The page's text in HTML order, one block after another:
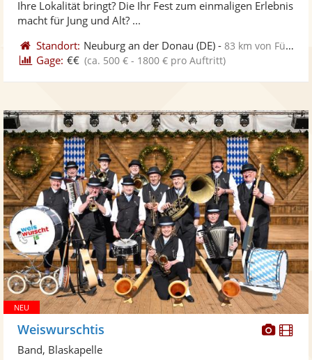
Ihre Lokalität bringt? Die Ihr Fest zum einmaligen Erlebnis
macht für Jung und Alt? ...
Standort: Neuburg an der Donau (DE) -83 km von Fürth
Gage: €€ (ca. 500 € - 1800 € pro Auftritt)
Weiswurschtis
Band, Blaskapelle